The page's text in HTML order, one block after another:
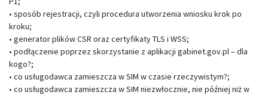
• sposób rejestracji, czyli procedura utworzenia wniosku krok po
kroku;
• generator plików CSR oraz certyfikaty TLS i WSS;
• podłączenie poprzez skorzystanie z aplikacji gabinet.gov.pl – dla
kogo?;
• co usługodawca zamieszcza w SIM w czasie rzeczywistym?;
• co usługodawca zamieszcza w SIM niezwłocznie, nie później niż w